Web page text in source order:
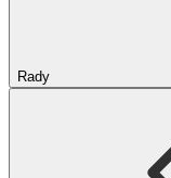
Rady